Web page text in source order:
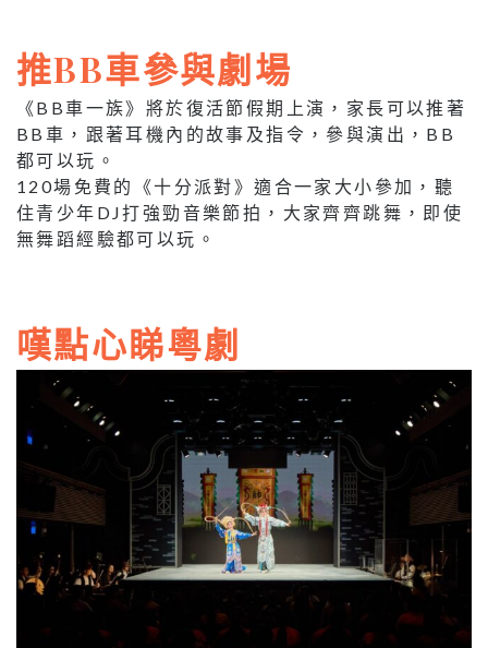
推BB車參與劇場
《BB車一族》將於復活節假期上演，家長可以推著
BB車，跟著耳機內的故事及指令，參與演出，BB
都可以玩。
120場免費的《十分派對》適合一家大小參加，聽
住青少年DJ打強勁音樂節拍，大家齊齊跳舞，即使
無舞蹈經驗都可以玩。
嘆點心睇粵劇